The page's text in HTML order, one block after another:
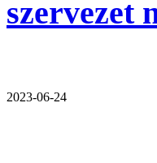
szervezet
2023-06-24